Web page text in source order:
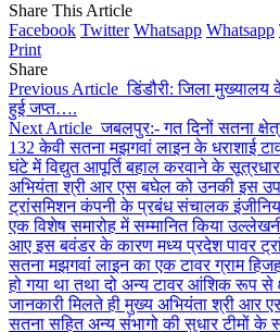
Share This Article
Facebook Twitter Whatsapp Whatsapp
Print
Share
Previous Article डिंडौरी: जिला मुख्यालय
हुई जप्त….
Next Article जबलपुर:- गत दिनों सतना
132 केवी सतना मझगवां लाइन के धराशाई
घंटे में विद्युत आपूर्ति बहाल करवाने के
अभियंता श्री आर एस बघेल को उनकी इस
ट्रांसमिशन कंपनी के प्रबंध संचालक
एक विशेष समारोह में सम्मानित किया
आए इस बवंडर के कारण मध्य प्रदेश पावर
सतना मझगवां लाइन का एक टावर ग्राम
हो गया था तथा दो अन्य टावर आंशिक रूप से
जानकारी मिलते ही मुख्य अभियंता श्री आर
सतना सहित अन्य संभागो की सुधार टीमों के